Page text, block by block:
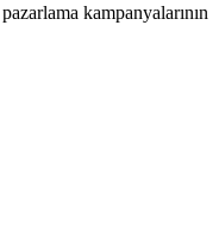
kampanyalarının